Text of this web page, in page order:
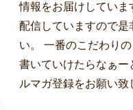
情報をお届けしていま
配信していますので是
い。 一番のこだわり
書いていけたらなぁー
ルマガ登録をお願い致